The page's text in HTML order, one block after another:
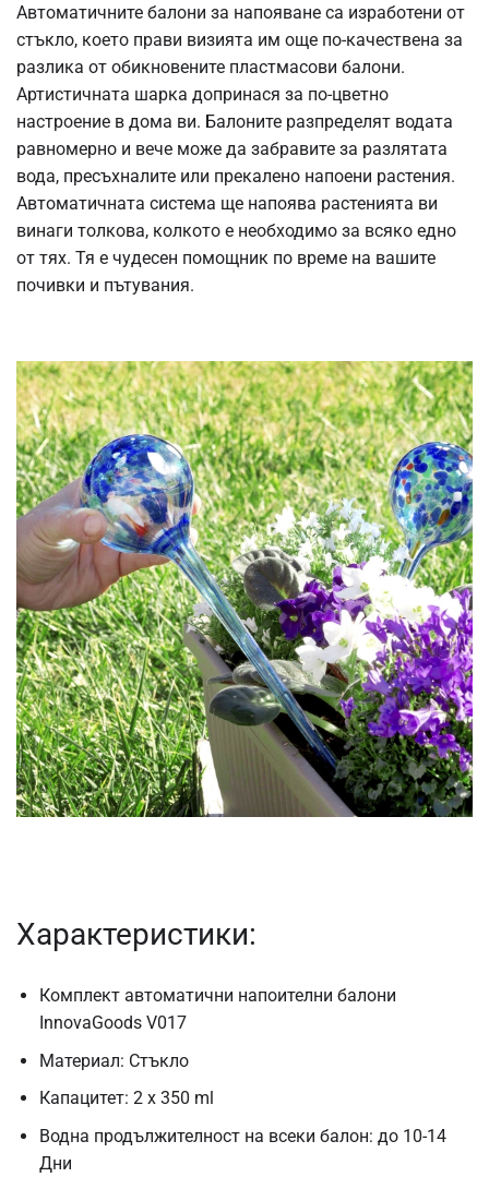
Автоматичните балони за напояване са изработени от
стъкло, което прави визията им още по-качествена за
разлика от обикновените пластмасови балони.
Артистичната шарка допринася за по-цветно
настроение в дома ви. Балоните разпределят водата
равномерно и вече може да забравите за разлятата
вода, пресъхналите или прекалено напоени растения.
Автоматичната система ще напоява растенията ви
винаги толкова, колкото е необходимо за всяко едно
от тях. Тя е чудесен помощник по време на вашите
почивки и пътувания.
Характеристики:
Комплект автоматични напоителни балони
InnovaGoods V017
Материал: Стъкло
Капацитет: 2 x 350 ml
Водна продължителност на всеки балон: до 10-14
Дни